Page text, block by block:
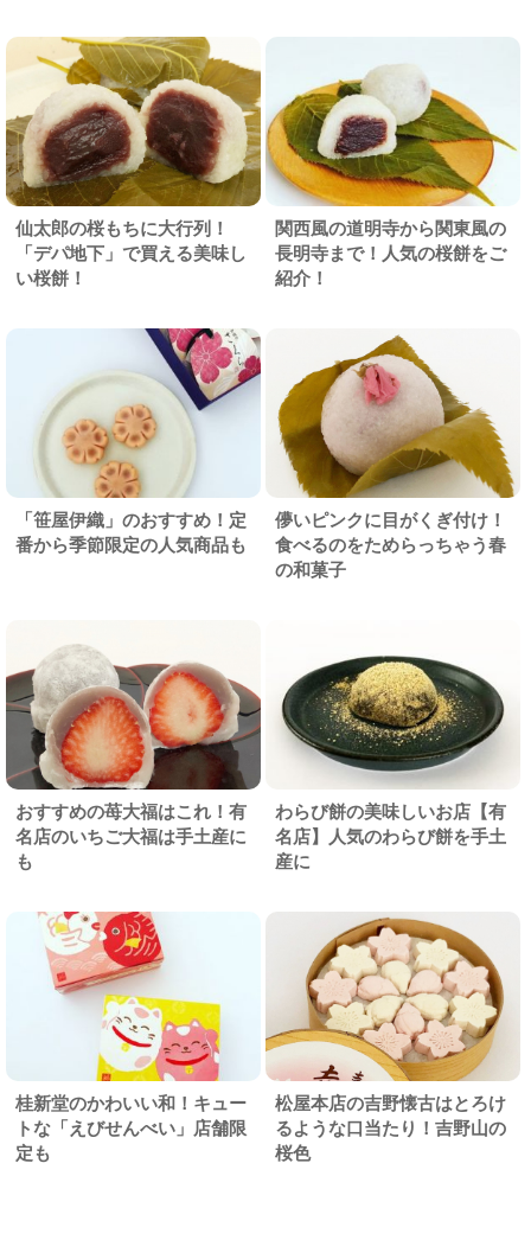
仙太郎の桜もちに大行列！
「デパ地下」で買える美味し
い桜餅！
関西風の道明寺から関東風の
長明寺まで！人気の桜餅をご
紹介！
「笹屋伊織」のおすすめ！定
番から季節限定の人気商品も
儚いピンクに目がくぎ付け！
食べるのをためらっちゃう春
の和菓子
おすすめの苺大福はこれ！有
名店のいちご大福は手土産に
も
わらび餅の美味しいお店【有
名店】人気のわらび餅を手土
産に
桂新堂のかわいい和！キュー
トな「えびせんべい」店舗限
定も
松屋本店の吉野懐古はとろけ
るような口当たり！吉野山の
桜色